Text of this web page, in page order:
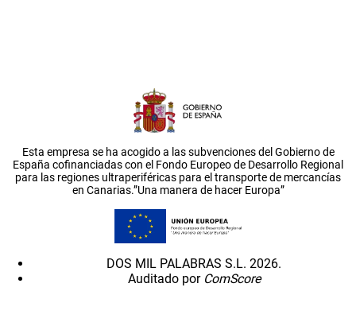
Esta empresa se ha acogido a las subvenciones del Gobierno de
España cofinanciadas con el Fondo Europeo de Desarrollo Regional
para las regiones ultraperiféricas para el transporte de mercancías
en Canarias.”Una manera de hacer Europa”
DOS MIL PALABRAS S.L. 2026.
Auditado por ComScore